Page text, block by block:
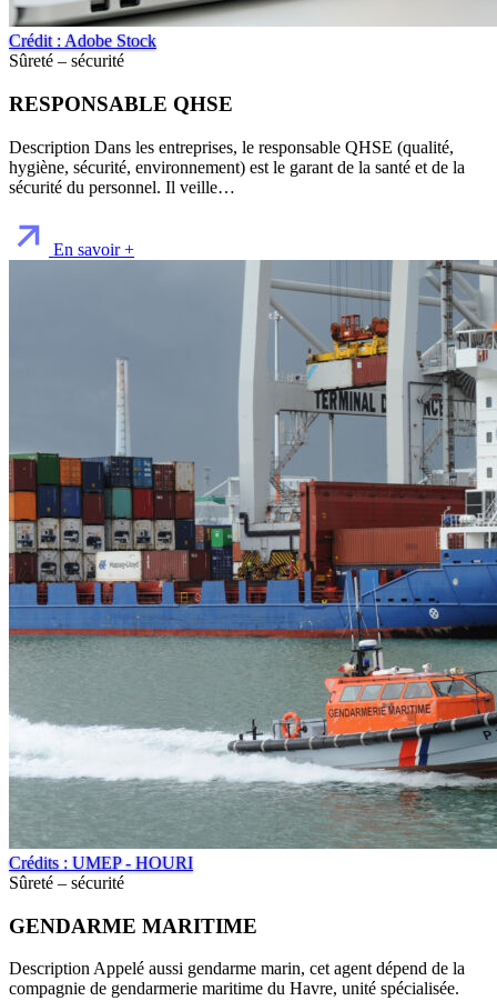
Crédit : Adobe Stock
Sûreté – sécurité
RESPONSABLE QHSE
Description Dans les entreprises, le responsable QHSE (qualité,
hygiène, sécurité, environnement) est le garant de la santé et de la
sécurité du personnel. Il veille…
En savoir +
Crédits : UMEP - HOURI
Sûreté – sécurité
GENDARME MARITIME
Description Appelé aussi gendarme marin, cet agent dépend de la
compagnie de gendarmerie maritime du Havre, unité spécialisée.